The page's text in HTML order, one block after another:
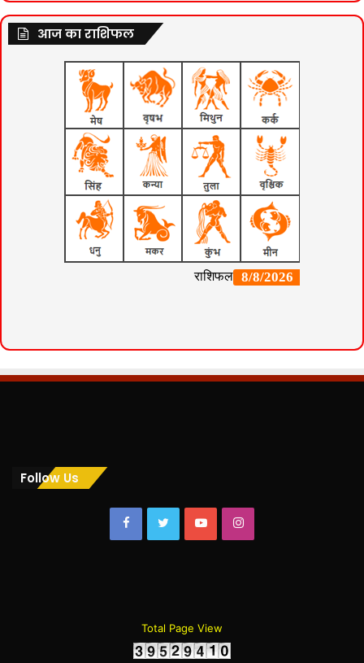
आज का राशिफल
Follow Us
FacebookTwitterYouTubeInstagram
Total Page View